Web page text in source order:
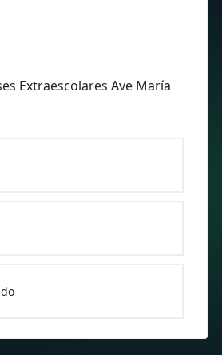
Extraescolares Ave María